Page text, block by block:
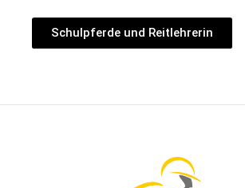
Schulpferde und Reitlehrerin